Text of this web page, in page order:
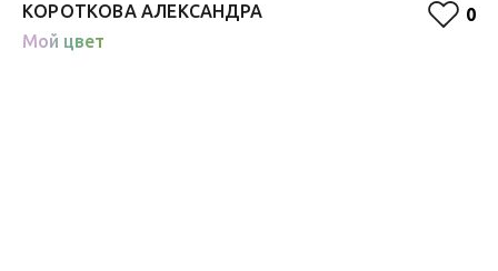
КОРОТКОВА АЛЕКСАНДРА
0
Мой цвет